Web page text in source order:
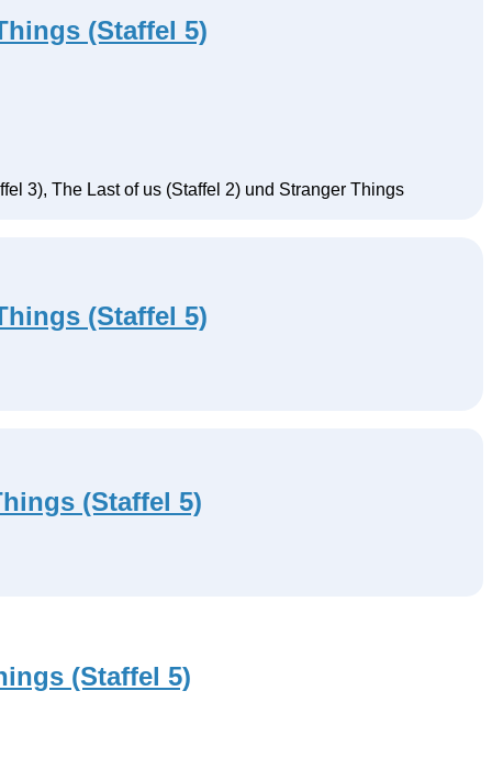
(Staffel 5)
3), The Last of us (Staffel 2) und Stranger Things
(Staffel 5)
(Staffel 5)
(Staffel 5)